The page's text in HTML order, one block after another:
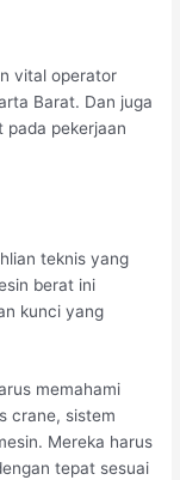
vital operator
Barat. Dan juga
pada pekerjaan
teknis yang
berat ini
kunci yang
memahami
crane, sistem
Mereka harus
tepat sesuai